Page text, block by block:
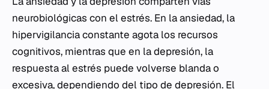
neurobiológicas con el estrés. En la ansiedad, la
hipervigilancia constante agota los recursos
cognitivos, mientras que en la depresión, la
respuesta al estrés puede volverse blanda o
excesiva, dependiendo del tipo de depresión. El